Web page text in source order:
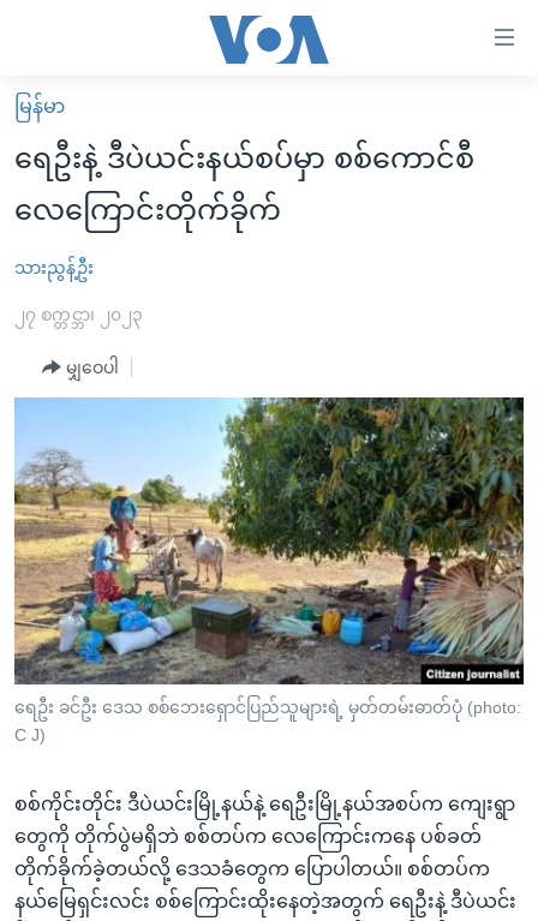
လွယ်ကူ
စေ
များ
ပင်မ
ကြည့်
ရန်
ပင်မ
အ
ညွန်း
စာမျက်နှာ
သို့
ကျော်
ကြည့်
ရန်
ရန်
နေရာ
သို့
ကျော်
မူလစာမျက်နှာ
မြန်မာ
ကမ္ဘာ့သတင်းများ
နိုင်ငံတကာ
အစ္စရေး-ပါလက်စတိုင်း
အင်္ဂလိပ်စာလေ့လာမယ်
မကြေးမုံရဲ့ အင်္ဂလိပ်စာ
ရုပ်ရှင်ထဲက အင်္ဂလိပ်စာ
သုတပဒေသာ အင်္ဂလိပ်စာ
ရေဒီယို
တီဗွီ
ရေဒီယိုနှင့်ရုပ်သံ အချက်အလက်များ
ရေဒီယို/တီဗွီအစီအစဉ်
Learning English
ဗွီအိုအေ လူမှုကွန်ယက်များ
မြန်မာ
ရေဦးနဲ့ ဒီပဲယင်းနယ်စပ်မှာ စစ်ကောင်စီ
လေကြောင်းတိုက်ခိုက်
သားညွန့်ဦး
၂၇ စက္တင္ဘာ၊ ၂၀၂၃
မျှဝေပါ
ရေဦး ခင်ဦး ဒေသ စစ်ဘေးရှောင်ပြည်သူများရဲ့ မှတ်တမ်းဓာတ်ပုံ (photo:
C J)
စစ်ကိုင်းတိုင်း ဒီပဲယင်းမြို့နယ်နဲ့ ရေဦးမြို့နယ်အစပ်က ကျေးရွာ
တွေကို တိုက်ပွဲမရှိဘဲ စစ်တပ်က လေကြောင်းကနေ ပစ်ခတ်
တိုက်ခိုက်ခဲ့တယ်လို့ ဒေသခံတွေက ပြောပါတယ်။ စစ်တပ်က
နယ်မြေရှင်းလင်း စစ်ကြောင်းထိုးနေတဲ့အတွက် ရေဦးနဲ့ ဒီပဲယင်း